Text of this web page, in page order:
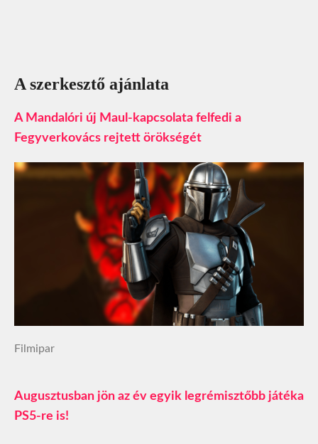
A szerkesztő ajánlata
A Mandalóri új Maul-kapcsolata felfedi a
Fegyverkovács rejtett örökségét
Filmipar
Augusztusban jön az év egyik legrémisztőbb játéka
PS5-re is!